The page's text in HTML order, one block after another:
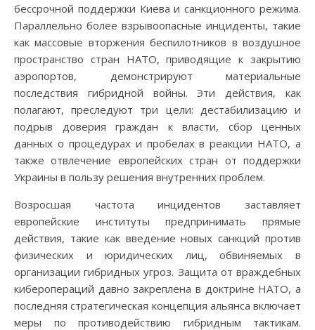
бессрочной поддержки Киева и санкционного режима.
Параллельно более взрывоопасные инциденты, такие
как массовые вторжения беспилотников в воздушное
пространство стран НАТО, приводящие к закрытию
аэропортов, демонстрируют материальные
последствия гибридной войны. Эти действия, как
полагают, преследуют три цели: дестабилизацию и
подрыв доверия граждан к власти, сбор ценных
данных о процедурах и пробелах в реакции НАТО, а
также отвлечение европейских стран от поддержки
Украины в пользу решения внутренних проблем.
Возросшая частота инцидентов заставляет
европейские институты предпринимать прямые
действия, такие как введение новых санкций против
физических и юридических лиц, обвиняемых в
организации гибридных угроз. Защита от враждебных
киберопераций давно закреплена в доктрине НАТО, а
последняя стратегическая концепция альянса включает
меры по противодействию гибридным тактикам.